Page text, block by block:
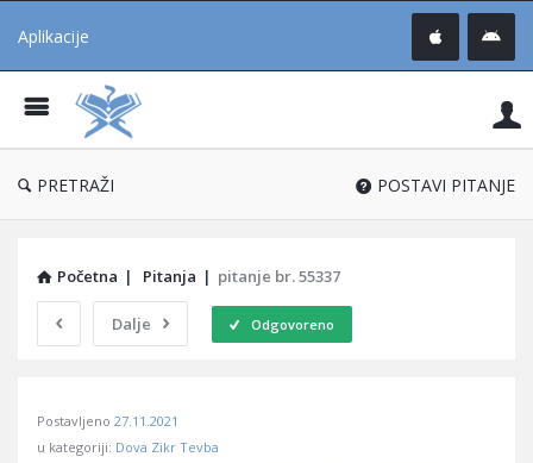
Aplikacije
®
PRETRAŽI POSTAVI PITANJE
Početna | Pitanja | pitanje br. 55337
Dalje Odgovoreno
Učene
Postavljeno 27.11.2021
u kategoriji: Dova Zikr Tevba